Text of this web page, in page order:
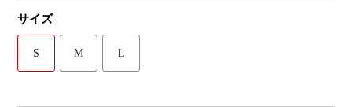
サイズ
S M L